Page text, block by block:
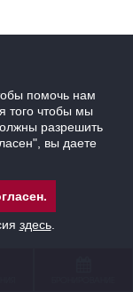
помочь нам
того чтобы мы
разрешить
вы даете
здесь.